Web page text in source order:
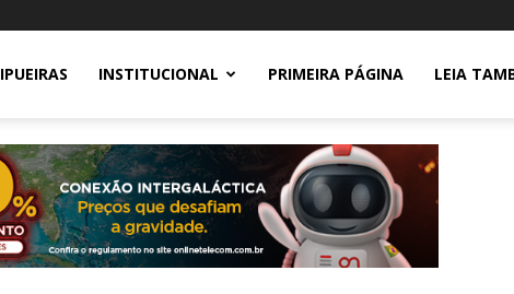
IPUEIRAS INSTITUCIONAL PRIMEIRA PÁGINA LEIA